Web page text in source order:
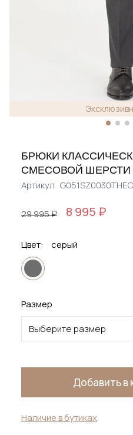
БРЮКИ
СМЕСОВОЙ
Артикул
29 995 ₽ 8 995 ₽
Цвет: серый
Размер
Выберите размер
Добавить в
Наличие в бутиках